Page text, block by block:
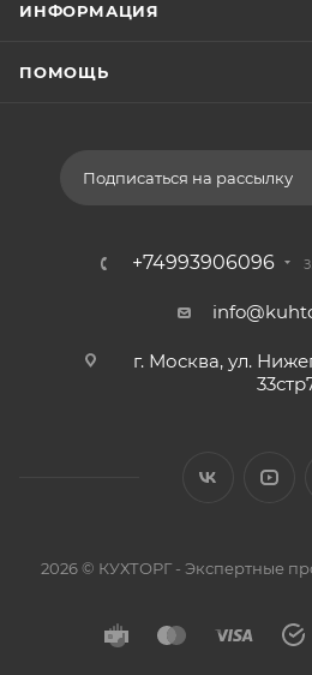
ИНФОРМАЦИЯ
ПОМОЩЬ
Подписаться на рассылку
+74993906096
г. Москва, ул.
2026 © КУХТОРГ - Экспертные